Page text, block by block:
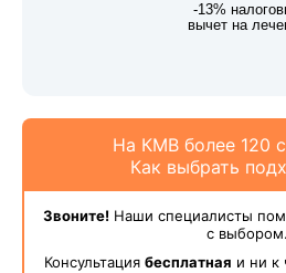
-13%
вычет на
На КМВ более 120
Как выбрать
Звоните!Наши специалисты
с выбором.
Консультация бесплатная и ни к